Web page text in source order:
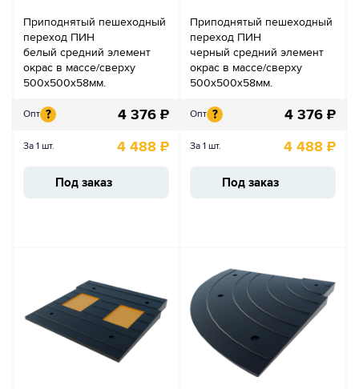
Приподнятый пешеходный
переход ПИН
белый средний элемент
окрас в массе/сверху
500х500х58мм.
Опт ? 4 376 ₽
За 1 шт. 4 488 ₽
Под заказ
Приподнятый пешеходный
переход ПИН
черный средний элемент
окрас в массе/сверху
500х500х58мм.
Опт ? 4 376 ₽
За 1 шт. 4 488 ₽
Под заказ